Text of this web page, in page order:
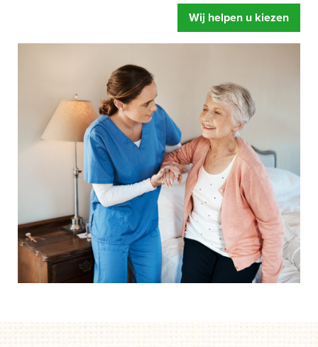
zorgbed doet, maar richt u vooral op wat een speciaal
zorgbed u oplevert. Meer ontspanning, u voelt zich fitter
en een betere begeleiding.
Mensen hebben snel de neiging om te zeggen dat hun
bed wel prima is.
Of dat de instelling al over eigen
zorgbedden beschikt. Gelukkig maar zeggen wij dan,
maar legt u zich er niet te snel bij neer als uw situatie net
even anders is. Een speciaal zorgbed gaat namelijk veel
verder dan een standaard bed. Het bed is zo ingesteld dat
het kan draaien, kantelen en rechtop kan staan.
Afgestemd op de behoefte van het moment, zodat het de
zorghandelingen makkelijker en prettiger maakt. Dus start
uw aanvraag en wij helpen u op weg. Zonder dat iets
moet en zonder directe verplichtingen.
Als u er over nadenkt om een speciaal zorgbed te gaan
zorgbed langer thuis kunnen blijven wonen. De
Wij helpen u kiezen